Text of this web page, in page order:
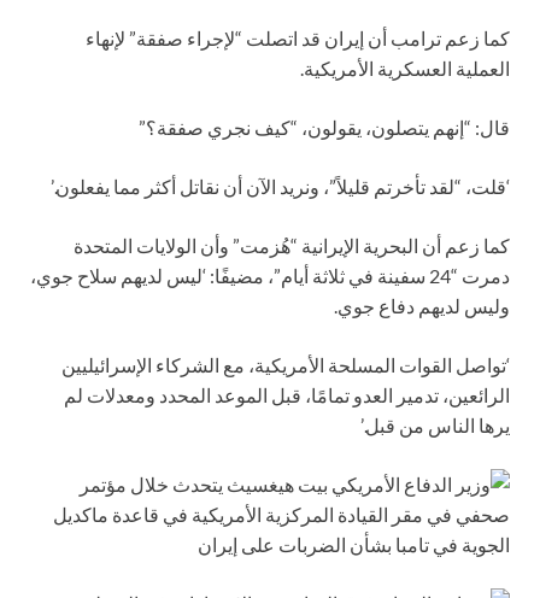
كما زعم ترامب أن إيران قد اتصلت “لإجراء صفقة” لإنهاء
العملية العسكرية الأمريكية.
قال: “إنهم يتصلون، يقولون، “كيف نجري صفقة؟”
‘قلت، “لقد تأخرتم قليلاً”، ونريد الآن أن نقاتل أكثر مما يفعلون.’
كما زعم أن البحرية الإيرانية “هُزمت” وأن الولايات المتحدة
دمرت “24 سفينة في ثلاثة أيام”، مضيفًا: ‘ليس لديهم سلاح جوي،
وليس لديهم دفاع جوي.
‘تواصل القوات المسلحة الأمريكية، مع الشركاء الإسرائيليين
الرائعين، تدمير العدو تمامًا، قبل الموعد المحدد ومعدلات لم
يرها الناس من قبل.’